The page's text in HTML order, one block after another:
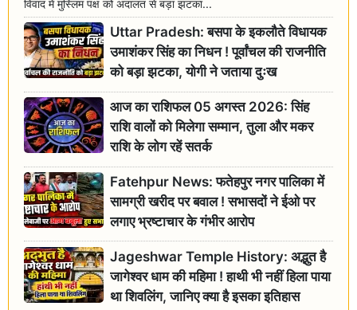
विवाद में मुस्लिम पक्ष को अदालत से बड़ा झटका...
Uttar Pradesh: बसपा के इकलौते विधायक
उमाशंकर सिंह का निधन ! पूर्वांचल की राजनीति
को बड़ा झटका, योगी ने जताया दुःख
आज का राशिफल 05 अगस्त 2026: सिंह
राशि वालों को मिलेगा सम्मान, तुला और मकर
राशि के लोग रहें सतर्क
Fatehpur News: फतेहपुर नगर पालिका में
सामग्री खरीद पर बवाल ! सभासदों ने ईओ पर
लगाए भ्रष्टाचार के गंभीर आरोप
Jageshwar Temple History: अद्भुत है
जागेश्वर धाम की महिमा ! हाथी भी नहीं हिला पाया
था शिवलिंग, जानिए क्या है इसका इतिहास